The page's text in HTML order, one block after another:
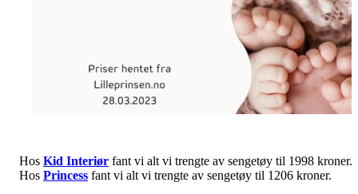
Hos Kid Interiør fant vi alt vi trengte av sengetøy til 1998 kroner.
Hos Princess fant vi alt vi trengte av sengetøy til 1206 kroner.